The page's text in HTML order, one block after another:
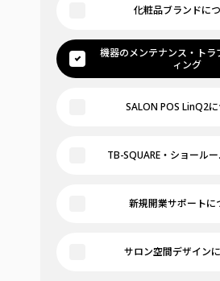
化粧品ブランドに
機器のメンテナンス・トラ
ィング
SALON POS LinQ2
TB-SQUARE・ショール
新規開業サポートに
サロン空間デザイン